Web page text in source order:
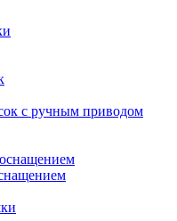
с ручным приводом